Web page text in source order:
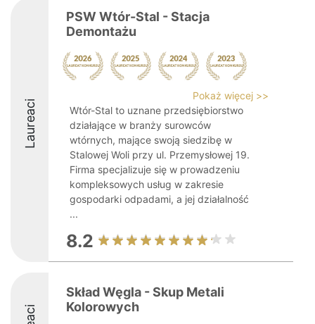
Laureaci
PSW Wtór-Stal - Stacja
Demontażu
Pokaż więcej >>
Wtór-Stal to uznane przedsiębiorstwo
działające w branży surowców
wtórnych, mające swoją siedzibę w
Stalowej Woli przy ul. Przemysłowej 19.
Firma specjalizuje się w prowadzeniu
kompleksowych usług w zakresie
gospodarki odpadami, a jej działalność
...
8.2
Skład Węgla - Skup Metali
Kolorowych